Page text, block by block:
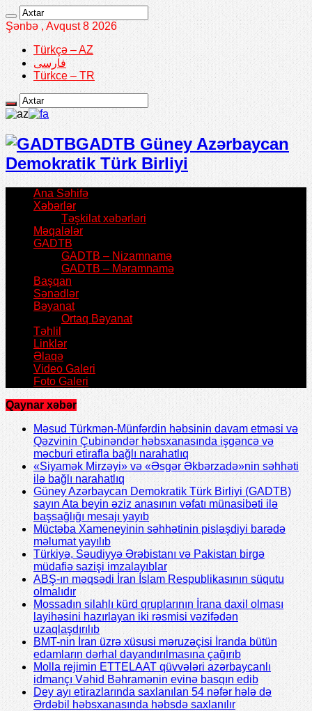
Şənbə , Avqust 8 2026
Türkçə – AZ
فارسی
Türkce – TR
GADTB Güney Azərbaycan
Demokratik Türk Birliyi
Ana Səhifə
Xəbərlər
Təşkilat xəbərləri
Məqalələr
GADTB
GADTB – Nizamnamə
GADTB – Məramnamə
Başqan
Sənədlər
Bəyanat
Ortaq Bəyanat
Təhlil
Linklər
Əlaqə
Video Galeri
Foto Galeri
Qaynar xəbər
Məsud Türkmən-Münfərdin həbsinin davam etməsi və
Qəzvinin Çubinəndər həbsxanasında işgəncə və
məcburi etirafla bağlı narahatlıq
«Siyamək Mirzəyi» və «Əsgər Əkbərzadə»nin səhhəti
ilə bağlı narahatlıq
Güney Azərbaycan Demokratik Türk Birliyi (GADTB)
sayın Ata beyin əziz anasının vəfatı münasibəti ilə
başsağlığı mesajı yayıb
Müctəba Xameneyinin səhhətinin pisləşdiyi barədə
məlumat yayılıb
Türkiyə, Səudiyyə Ərəbistanı və Pakistan birgə
müdafiə sazişi imzalayıblar
ABŞ-ın məqsədi İran İslam Respublikasının süqutu
olmalıdır
Mossadın silahlı kürd qruplarının İrana daxil olması
layihəsini hazırlayan iki rəsmisi vəzifədən
uzaqlaşdırılıb
BMT-nin İran üzrə xüsusi məruzəçisi İranda bütün
edamların dərhal dayandırılmasına çağırıb
Molla rejimin ETTELAAT qüvvələri azərbaycanlı
idmançı Vəhid Bəhramənin evinə basqın edib
Dey ayı etirazlarında saxlanılan 54 nəfər hələ də
Ərdəbil həbsxanasında həbsdə saxlanılır